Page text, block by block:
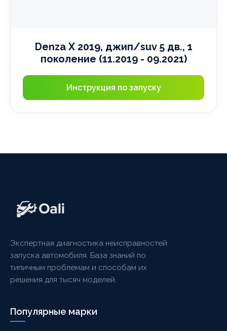
Denza X 2019, джип/suv 5 дв., 1
поколение (11.2019 - 09.2021)
Инструкция по запуску
Экспертная диагностика неисправностей
запуска автомобиля. База знаний по
типичным проблемам и способам их
решения для тысяч моделей.
Популярные марки